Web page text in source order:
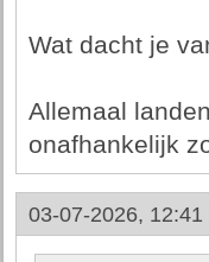
Wat dacht je
Allemaal
onafhankelijk
03-07-2026, 12:41